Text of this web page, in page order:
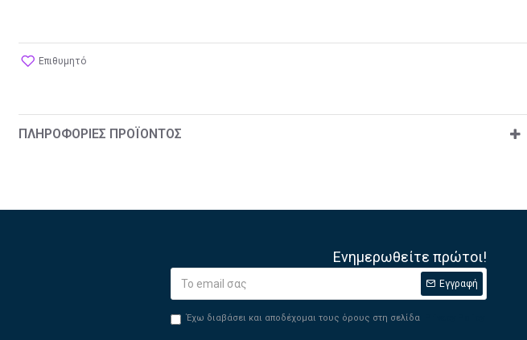
Επιθυμητό
ΠΛΗΡΟΦΟΡΊΕΣ ΠΡΟΪΌΝΤΟΣ
Ενημερωθείτε πρώτοι!
Εγγραφή
Έχω διαβάσει και αποδέχομαι τους όρους στη σελίδα